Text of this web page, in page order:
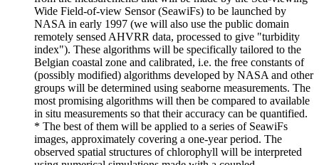
Wide Field-of-view Sensor (SeawiFs) to be launched by
NASA in early 1997 (we will also use the public domain
remotely sensed AHVRR data, processed to give "turbidity
index"). These algorithms will be specifically tailored to the
Belgian coastal zone and calibrated, i.e. the free constants of
(possibly modified) algorithms developed by NASA and other
groups will be determined using seaborne measurements. The
most promising algorithms will then be compared to available
in situ measurements so that their accuracy can be quantified.
* The best of them will be applied to a series of SeawiFs
images, approximately covering a one-year period. The
observed spatial structures of chlorophyll will be interpreted